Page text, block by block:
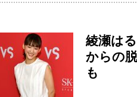
綾瀬は
からの
も